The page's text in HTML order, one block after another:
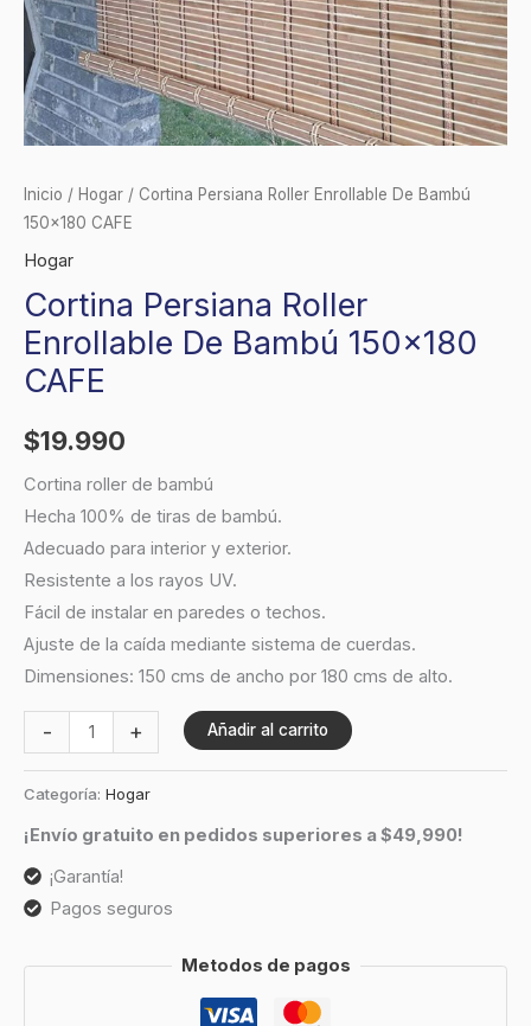
Inicio / Hogar / Cortina Persiana Roller Enrollable De Bambú
150×180 CAFE
Hogar
Cortina Persiana Roller
Enrollable De Bambú 150×180
CAFE
$19.990
Cortina roller de bambú
Hecha 100% de tiras de bambú.
Adecuado para interior y exterior.
Resistente a los rayos UV.
Fácil de instalar en paredes o techos.
Ajuste de la caída mediante sistema de cuerdas.
Dimensiones: 150 cms de ancho por 180 cms de alto.
- + Añadir al carrito
Categoría: Hogar
¡Envío gratuito en pedidos superiores a $49,990!
¡Garantía!
Pagos seguros
Metodos de pagos